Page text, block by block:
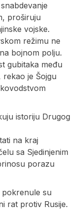
proširuju
vojske.
režimu ne
bojnom polju.
gubitaka među
rekao je Šojgu
istoriju Drugog
na kraj
sa Sjedinjenim
porazu
pokrenule su
rat protiv Rusije.